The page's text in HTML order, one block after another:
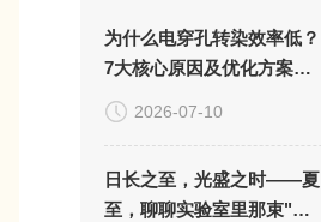
为什么电穿孔转染效率低？
7大核心原因及优化方案详
解
2026-07-10
日长之至，光盛之时——夏
至，聊聊实验室里那束"看